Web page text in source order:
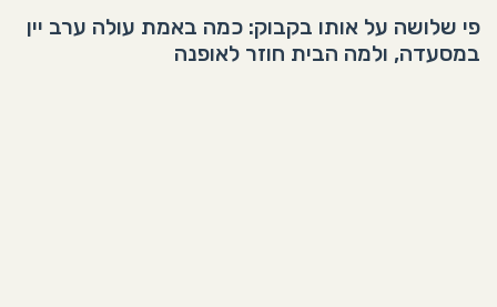
פי שלושה על אותו בקבוק: כמה באמת עולה ערב יין
במסעדה, ולמה הבית חוזר לאופנה